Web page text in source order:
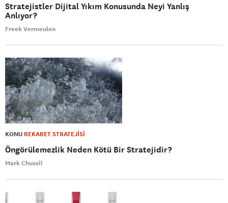
Stratejistler Dijital Yıkım Konusunda Neyi Yanlış
Anlıyor?
Freek Vermeulen
KONU REKABET STRATEJİSİ
Öngörülemezlik Neden Kötü Bir Stratejidir?
Mark Chussil